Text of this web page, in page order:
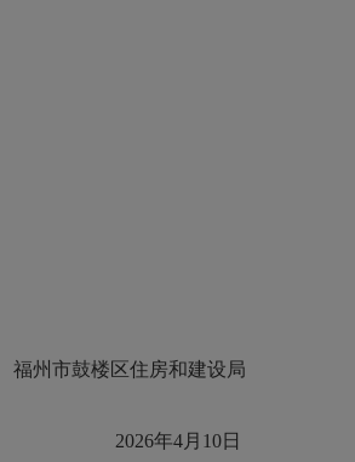
州市鼓楼区住房和建设局
2026年4月10日